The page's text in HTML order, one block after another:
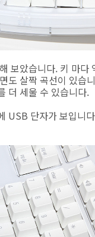
보았습니다. 키 마다
도 살짝 곡선이 있습
더 세울 수 있습니다.
USB 단자가 보입니